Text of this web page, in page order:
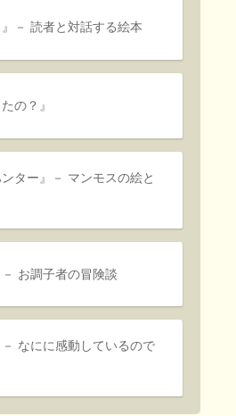
』－ 読者と対話する絵本
たの？』
ンター』－ マンモスの絵と
－ お調子者の冒険談
－ なにに感動しているので